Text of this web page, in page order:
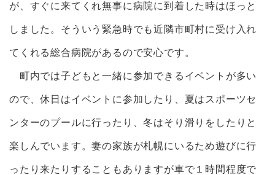
が、すぐに来てくれ無事に病院に到着した時はほっと
しました。そういう緊急時でも近隣市町村に受け入れ
てくれる総合病院があるので安心です。
町内では子どもと一緒に参加できるイベントが多い
ので、休日はイベントに参加したり、夏はスポーツセ
ンターのプールに行ったり、冬はそり滑りをしたりと
楽しんでいます。妻の家族が札幌にいるため遊びに行
ったり来たりすることもありますが車で１時間程度で